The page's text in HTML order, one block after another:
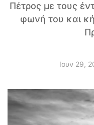
Πέτρος με τους
φωνή του και
Ιουν 29,